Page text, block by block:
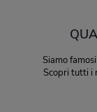
Siamo
Scopri tutti i